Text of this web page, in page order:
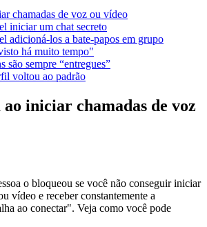
chamadas de voz ou vídeo
iniciar um chat secreto
adicioná-los a bate-papos em grupo
há muito tempo"
são sempre “entregues”
voltou ao padrão
iniciar chamadas de voz
o bloqueou se você não conseguir iniciar
vídeo e receber constantemente a
ao conectar". Veja como você pode